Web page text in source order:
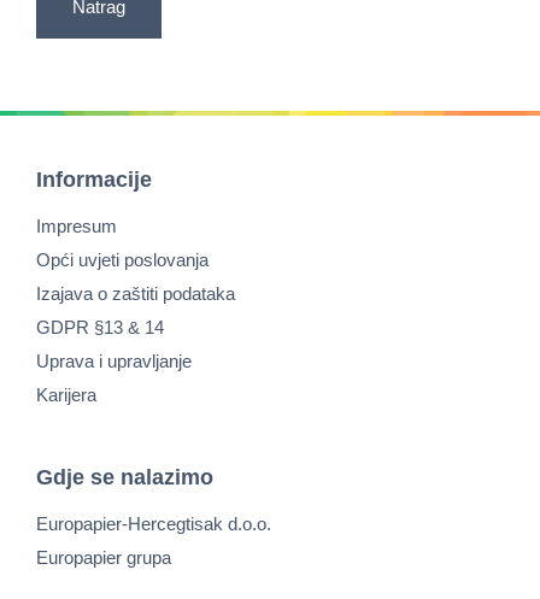
Natrag
Informacije
Impresum
Opći uvjeti poslovanja
Izajava o zaštiti podataka
GDPR §13 & 14
Uprava i upravljanje
Karijera
Gdje se nalazimo
Europapier-Hercegtisak d.o.o.
Europapier grupa